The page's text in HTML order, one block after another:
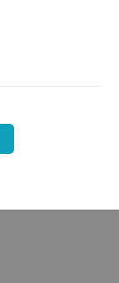
或治疗用
时，应立即
疗。
务/产品。
用此服务/
诉讼，健康
关的索偿或